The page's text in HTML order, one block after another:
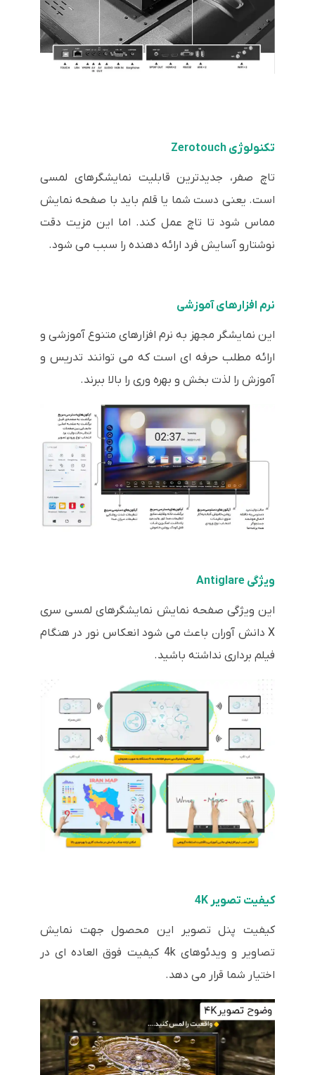
تکنولوژی Zerotouch
تاچ صفر، جدیدترین قابلیت نمایشگرهای لمسی
است. یعنی دست شما یا قلم باید با صفحه نمایش
مماس شود تا تاچ عمل کند. اما این مزیت دقت
نوشتارو آسایش فرد ارائه دهنده را سبب می شود.
نرم افزارهای آموزشی
این نمایشگر مجهز به نرم افزارهای متنوع آموزشی و
ارائه مطلب حرفه ای است که می توانند تدریس و
آموزش را لذت بخش و بهره وری را بالا ببرند.
ویژگی Antiglare
این ویژگی صفحه نمایش نمایشگرهای لمسی سری
X دانش آوران باعث می شود انعکاس نور در هنگام
فیلم برداری نداشته باشید.
کیفیت تصویر 4K
کیفیت پنل تصویر این محصول جهت نمایش
تصاویر و ویدئوهای 4k کیفیت فوق العاده ای در
اختیار شما قرار می دهد.